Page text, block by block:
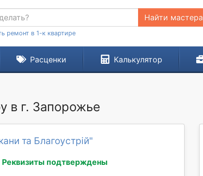
Найти мастера
ремонт в 1-к квартире
Расценки Калькулятор
в г. Запорожье
та Благоустрій"
Реквизиты подтверждены